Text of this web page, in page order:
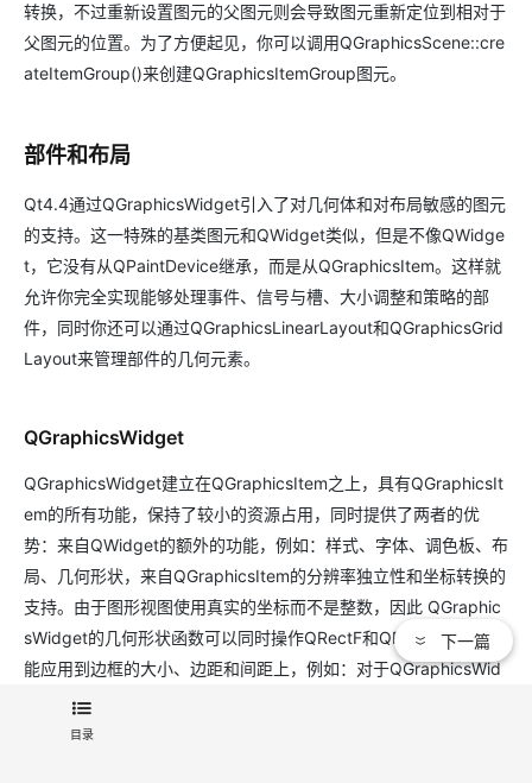
转换，不过重新设置图元的父图元则会导致图元重新定位到相对于
父图元的位置。为了方便起见，你可以调用QGraphicsScene::cre
ateItemGroup()来创建QGraphicsItemGroup图元。
部件和布局
Qt4.4通过QGraphicsWidget引入了对几何体和对布局敏感的图元
的支持。这一特殊的基类图元和QWidget类似，但是不像QWidge
t，它没有从QPaintDevice继承，而是从QGraphicsItem。这样就
允许你完全实现能够处理事件、信号与槽、大小调整和策略的部
件，同时你还可以通过QGraphicsLinearLayout和QGraphicsGrid
Layout来管理部件的几何元素。
QGraphicsWidget
QGraphicsWidget建立在QGraphicsItem之上，具有QGraphicsIt
em的所有功能，保持了较小的资源占用，同时提供了两者的优
势：来自QWidget的额外的功能，例如：样式、字体、调色板、布
局、几何形状，来自QGraphicsItem的分辨率独立性和坐标转换的
支持。由于图形视图使用真实的坐标而不是整数，因此 QGraphic
sWidget的几何形状函数可以同时操作QRectF和QPointF。同时也
能应用到边框的大小、边距和间距上，例如：对于QGraphicsWid
get，规定内容边距为(0.5, 0.5, 0.5, 0.5)是非常常见的。例如：
你可以创建子部件，甚至是“顶级”窗口。在某些情况下，你甚至可
目录
下一篇